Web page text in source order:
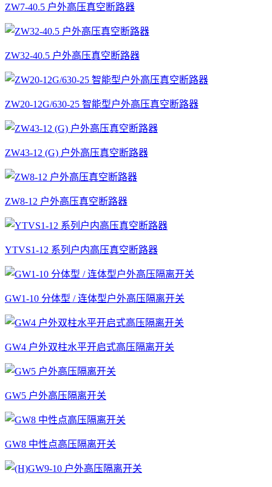
ZW7-40.5 户外高压真空断路器
ZW32-40.5 户外高压真空断路器
ZW20-12G/630-25 智能型户外高压真空断路器
ZW43-12 (G) 户外高压真空断路器
ZW8-12 户外高压真空断路器
YTVS1-12 系列户内高压真空断路器
GW1-10 分体型 / 连体型户外高压隔离开关
GW4 户外双柱水平开启式高压隔离开关
GW5 户外高压隔离开关
GW8 中性点高压隔离开关